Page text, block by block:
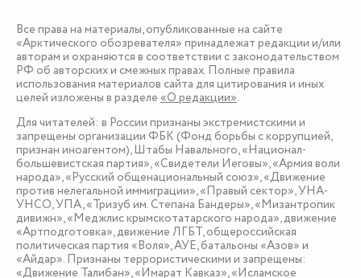
Все права на материалы, опубликованные на сайте
«Арктического обозревателя» принадлежат редакции и/или
авторам и охраняются в соответствии с законодательством
РФ об авторских и смежных правах. Полные правила
использования материалов сайта для цитирования и иных
целей изложены в разделе «О редакции».
Для читателей: в России признаны экстремистскими и
запрещены организации ФБК (Фонд борьбы с коррупцией,
признан иноагентом), Штабы Навального, «Национал-
большевистская партия», «Свидетели Иеговы», «Армия воли
народа», «Русский общенациональный союз», «Движение
против нелегальной иммиграции», «Правый сектор», УНА-
УНСО, УПА, «Тризуб им. Степана Бандеры», «Мизантропик
дивижн», «Меджлис крымскотатарского народа», движение
«Артподготовка», движение ЛГБТ, общероссийская
политическая партия «Воля», АУЕ, батальоны «Азов» и
«Айдар». Признаны террористическими и запрещены:
«Движение Талибан», «Имарат Кавказ», «Исламское